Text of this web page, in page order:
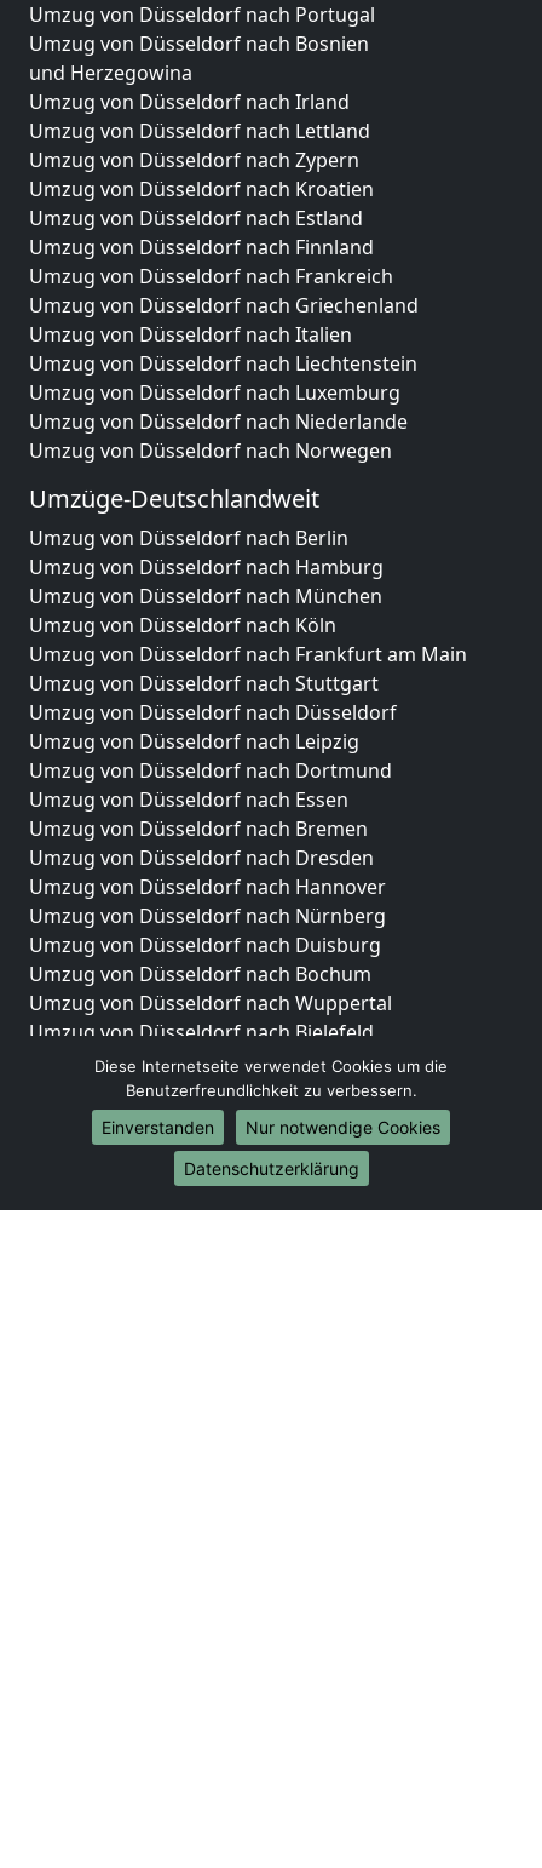
Umzug von Düsseldorf nach Portugal
Umzug von Düsseldorf nach Bosnien
und Herzegowina
Umzug von Düsseldorf nach Irland
Umzug von Düsseldorf nach Lettland
Umzug von Düsseldorf nach Zypern
Umzug von Düsseldorf nach Kroatien
Umzug von Düsseldorf nach Estland
Umzug von Düsseldorf nach Finnland
Umzug von Düsseldorf nach Frankreich
Umzug von Düsseldorf nach Griechenland
Umzug von Düsseldorf nach Italien
Umzug von Düsseldorf nach Liechtenstein
Umzug von Düsseldorf nach Luxemburg
Umzug von Düsseldorf nach Niederlande
Umzug von Düsseldorf nach Norwegen
Umzüge-Deutschlandweit
Umzug von Düsseldorf nach Berlin
Umzug von Düsseldorf nach Hamburg
Umzug von Düsseldorf nach München
Umzug von Düsseldorf nach Köln
Umzug von Düsseldorf nach Frankfurt am Main
Umzug von Düsseldorf nach Stuttgart
Umzug von Düsseldorf nach Düsseldorf
Umzug von Düsseldorf nach Leipzig
Umzug von Düsseldorf nach Dortmund
Umzug von Düsseldorf nach Essen
Umzug von Düsseldorf nach Bremen
Umzug von Düsseldorf nach Dresden
Umzug von Düsseldorf nach Hannover
Umzug von Düsseldorf nach Nürnberg
Umzug von Düsseldorf nach Duisburg
Umzug von Düsseldorf nach Bochum
Umzug von Düsseldorf nach Wuppertal
Umzug von Düsseldorf nach Bielefeld
Umzug von Düsseldorf nach Bonn
Umzug von Düsseldorf nach Münster
Internationale-Umzüge
Umzug von Düsseldorf nach Brasilien
Umzug von Düsseldorf nach Brunei Darussalam
Diese Internetseite verwendet Cookies um die
Benutzerfreundlichkeit zu verbessern.
Einverstanden
Nur notwendige Cookies
Datenschutzerklärung